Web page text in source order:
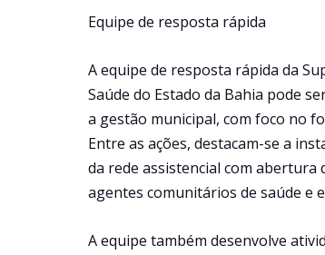
Equipe de resposta rápida
A equipe de resposta rápida da
Saúde do Estado da Bahia pode
a gestão municipal, com foco no
Entre as ações, destacam-se a
da rede assistencial com abertura
agentes comunitários de saúde e
A equipe também desenvolve